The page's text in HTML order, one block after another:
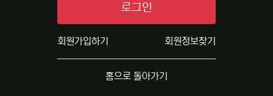
로그인
회원가입하기 회원정보찾기
홈으로 돌아가기